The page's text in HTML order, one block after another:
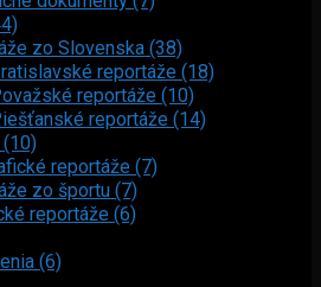
zo Slovenska (38)
reportáže (18)
reportáže (10)
reportáže (14)
reportáže (7)
zo športu (7)
reportáže (6)
(6)